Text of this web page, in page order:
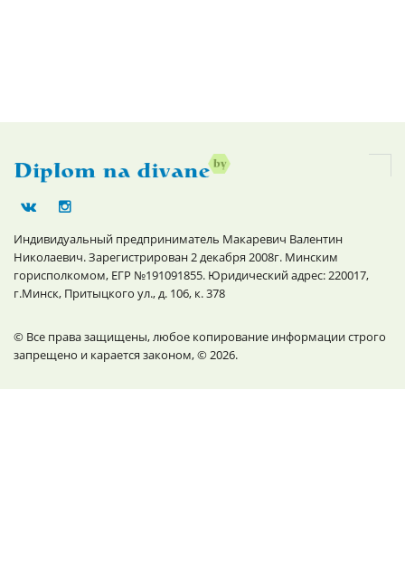
Индивидуальный предприниматель Макаревич Валентин
Николаевич. Зарегистрирован 2 декабря 2008г. Минским
горисполкомом, ЕГР №191091855. Юридический адрес: 220017,
г.Минск, Притыцкого ул., д. 106, к. 378
© Все права защищены, любое копирование информации строго
запрещено и карается законом, © 2026.